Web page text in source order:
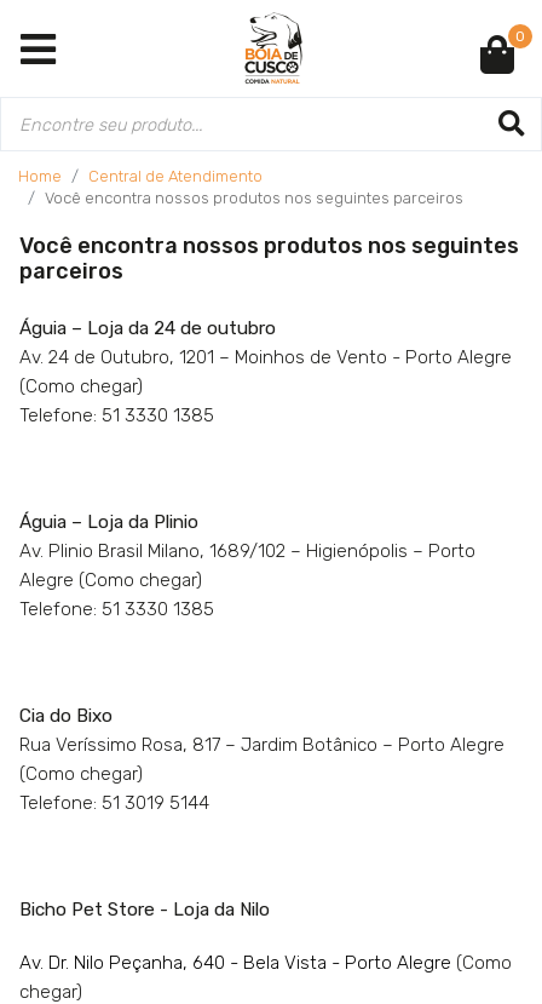
0
Home
Central de Atendimento
Você encontra nossos produtos nos seguintes parceiros
Você encontra nossos produtos nos seguintes
parceiros
Águia – Loja da 24 de outubro
Av. 24 de Outubro, 1201 – Moinhos de Vento - Porto Alegre
(Como chegar)
Telefone: 51 3330 1385
Águia – Loja da Plinio
Av. Plinio Brasil Milano, 1689/102 – Higienópolis – Porto
Alegre (Como chegar)
Telefone: 51 3330 1385
Cia do Bixo
Rua Veríssimo Rosa, 817 – Jardim Botânico – Porto Alegre
(Como chegar)
Telefone: 51 3019 5144
Bicho Pet Store - Loja da Nilo
Av. Dr. Nilo Peçanha, 640 - Bela Vista - Porto Alegre (Como
chegar)